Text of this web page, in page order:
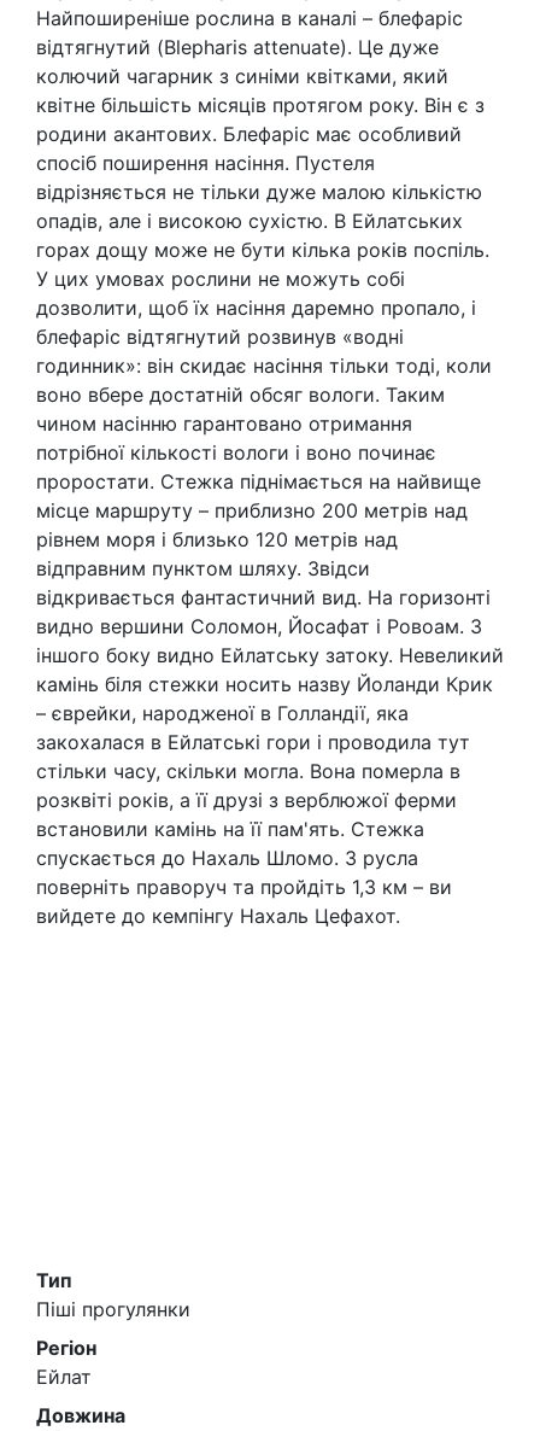
Найпоширеніше рослина в каналі – блефаріс
відтягнутий (Blepharis attenuate). Це дуже
колючий чагарник з синіми квітками, який
квітне більшість місяців протягом року. Він є з
родини акантових. Блефаріс має особливий
спосіб поширення насіння. Пустеля
відрізняється не тільки дуже малою кількістю
опадів, але і високою сухістю. В Ейлатських
горах дощу може не бути кілька років поспіль.
У цих умовах рослини не можуть собі
дозволити, щоб їх насіння даремно пропало, і
блефаріс відтягнутий розвинув «водні
годинник»: він скидає насіння тільки тоді, коли
воно вбере достатній обсяг вологи. Таким
чином насінню гарантовано отримання
потрібної кількості вологи і воно починає
проростати. Стежка піднімається на найвище
місце маршруту – приблизно 200 метрів над
рівнем моря і близько 120 метрів над
відправним пунктом шляху. Звідси
відкривається фантастичний вид. На горизонті
видно вершини Соломон, Йосафат і Ровоам. З
іншого боку видно Ейлатську затоку. Невеликий
камінь біля стежки носить назву Йоланди Крик
– єврейки, народженої в Голландії, яка
закохалася в Ейлатські гори і проводила тут
стільки часу, скільки могла. Вона померла в
розквіті років, а її друзі з верблюжої ферми
встановили камінь на її пам'ять. Стежка
спускається до Нахаль Шломо. З русла
поверніть праворуч та пройдіть 1,3 км – ви
вийдете до кемпінгу Нахаль Цефахот.
Тип
Піші прогулянки
Регіон
Ейлат
Довжина